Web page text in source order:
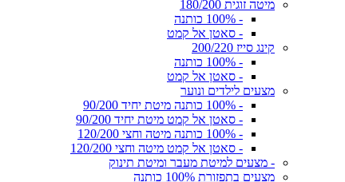
מיטה זוגית 180/200
- 100% כותנה
- סאטן אל קמט
קינג סייז 200/220
- 100% כותנה
- סאטן אל קמט
מצעים לילדים ונוער
- 100% כותנה מיטת יחיד 90/200
- סאטן אל קמט מיטת יחיד 90/200
- 100% כותנה מיטה וחצי 120/200
- סאטן אל קמט מיטה וחצי 120/200
- מצעים למיטת מעבר ומיטת תינוק
מצעים בתפזורת 100% כותנה